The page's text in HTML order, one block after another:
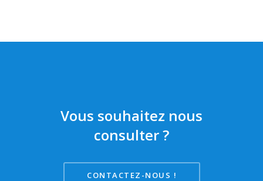
Vous souhaitez nous
consulter ?
CONTACTEZ-NOUS !